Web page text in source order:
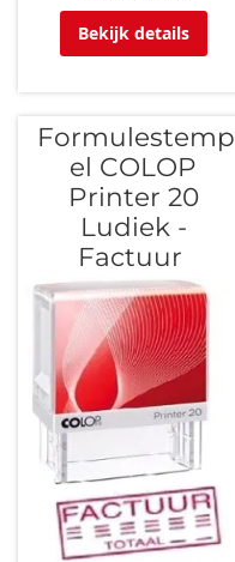
Bekijk details
Formulestemp
el COLOP
Printer 20
Ludiek -
Factuur